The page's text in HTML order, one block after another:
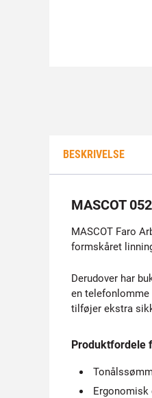
BESKRIVELSE
MASCOT
MASCOT Faro
formskåret
Derudover har
en
tilføjer ekstra
Produktfordele